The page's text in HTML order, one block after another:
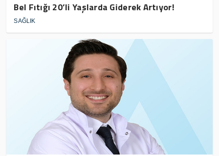
Bel Fıtığı 20’li Yaşlarda Giderek Artıyor!
SAĞLIK